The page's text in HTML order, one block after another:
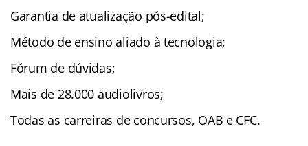
Garantia de atualização pós-edital;
Método de ensino aliado à tecnologia;
Fórum de dúvidas;
Mais de 28.000 audiolivros;
Todas as carreiras de concursos, OAB e CFC.